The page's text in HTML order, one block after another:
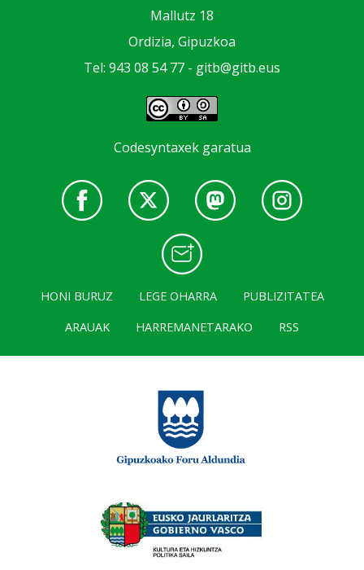
Mallutz 18
Ordizia, Gipuzkoa
Tel: 943 08 54 77 - gitb@gitb.eus
Codesyntaxek garatua
HONI BURUZ LEGE OHARRA
PUBLIZITATEA
ARAUAK
HARREMANETARAKO RSS